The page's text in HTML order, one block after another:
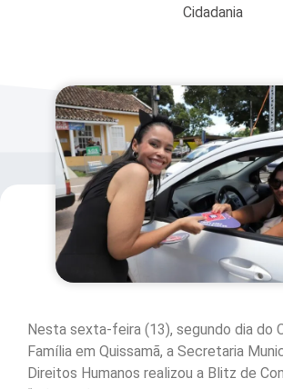
Cidadania
Nesta sexta-feira (13), segundo dia do
Família em Quissamã, a Secretaria
Direitos Humanos realizou a Blitz de